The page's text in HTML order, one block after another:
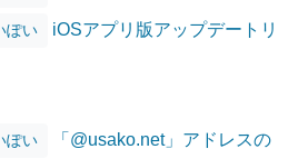
ぽい
iOSアプリ版アップデートリ
ぽい
「@usako.net」アドレスの